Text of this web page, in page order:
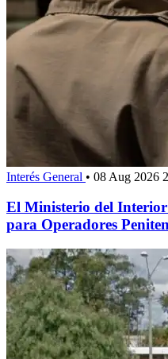
Interés General • 08 Aug 2026
El Ministerio del Interior
para Operadores